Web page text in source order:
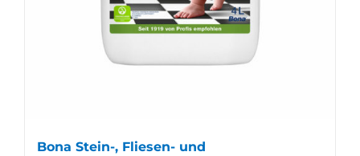
Bona Stein-, Fliesen- und